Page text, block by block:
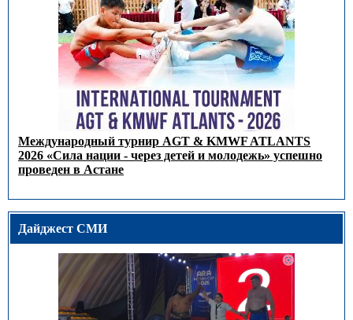
Международный турнир AGT & KMWF ATLANTS
2026 «Сила нации - через детей и молодежь» успешно
проведен в Астане
Дайджест СМИ